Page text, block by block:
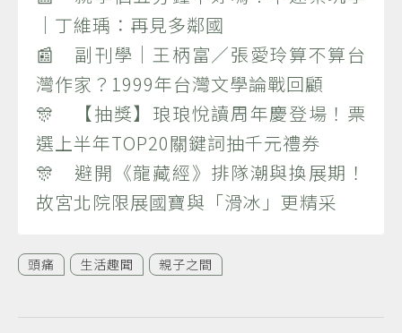
｜丁維瑀：再見多鄰國
📰 副刊學｜王柄富／張愛玲算不算台
灣作家？1999年台灣文學論戰回顧
🎊 【抽獎】琅琅悅讀周年慶登場！票
選上半年TOP20關鍵詞抽千元禮券
🎊 避開《龍藏經》排隊潮與換展期！
故宮北院限展國寶與「滑冰」更精采
頭痛 生活趣聞 親子之間